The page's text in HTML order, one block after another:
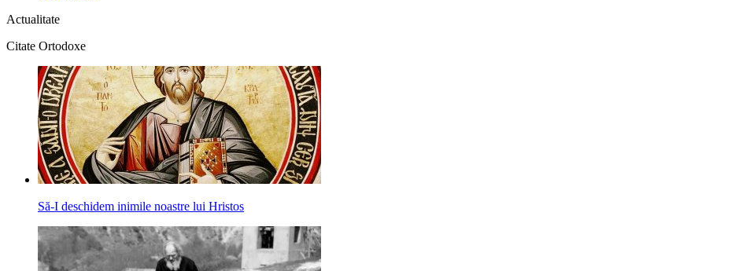
Actualitate
Citate Ortodoxe
Să-I deschidem inimile noastre lui Hristos